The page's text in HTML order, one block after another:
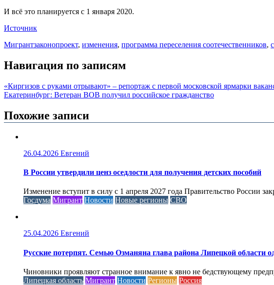
И всё это планируется с 1 января 2020.
Источник
Мигрантзаконопроект, изменения, программа переселения соотечественников,
Навигация по записям
«Киргизов с руками отрывают» – репортаж с первой московской ярмарки
Екатеринбург: Ветеран ВОВ получил российское гражданство
Похожие записи
26.04.2026 Евгений
В России утвердили ценз оседлости для получения детских пособий
Изменение вступит в силу с 1 апреля 2027 года Правительство России
Госдума Мигрант Новости Новые регионы СВО
25.04.2026 Евгений
Русские потерпят. Семью Озманяна глава района Липецкой области
Чиновники проявляют странное внимание к явно не бедствующему
Липецкая область Мигрант Новости Регионы Россия